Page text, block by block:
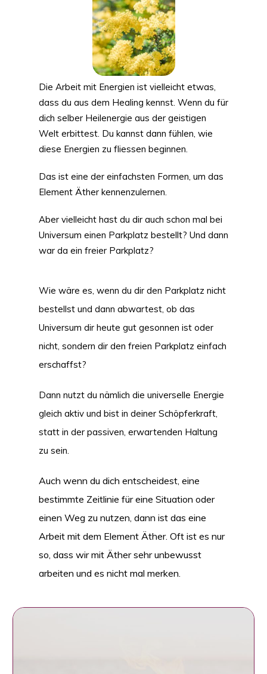
Die Arbeit mit Energien ist vielleicht etwas,
dass du aus dem Healing kennst. Wenn du für
dich selber Heilenergie aus der geistigen
Welt erbittest. Du kannst dann fühlen, wie
diese Energien zu fliessen beginnen.
Das ist eine der einfachsten Formen, um das
Element Äther kennenzulernen.
Aber vielleicht hast du dir auch schon mal bei
Universum einen Parkplatz bestellt? Und dann
war da ein freier Parkplatz?
Wie wäre es, wenn du dir den Parkplatz nicht
bestellst und dann abwartest, ob das
Universum dir heute gut gesonnen ist oder
nicht, sondern dir den freien Parkplatz einfach
erschaffst?
Dann nutzt du nämlich die universelle Energie
gleich aktiv und bist in deiner Schöpferkraft,
statt in der passiven, erwartenden Haltung
zu sein.
Auch wenn du dich entscheidest, eine
bestimmte Zeitlinie für eine Situation oder
einen Weg zu nutzen, dann ist das eine
Arbeit mit dem Element Äther. Oft ist es nur
so, dass wir mit Äther sehr unbewusst
arbeiten und es nicht mal merken.